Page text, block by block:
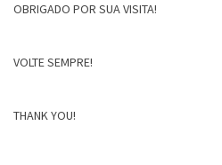
OBRIGADO POR SUA VISITA!
VOLTE SEMPRE!
THANK YOU!